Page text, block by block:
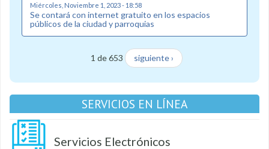
Miércoles, Noviembre 1, 2023 - 18:58
Se contará con internet gratuito en los espacios
públicos de la ciudad y parroquias
1 de 653 siguiente ›
SERVICIOS EN LÍNEA
Servicios Electrónicos